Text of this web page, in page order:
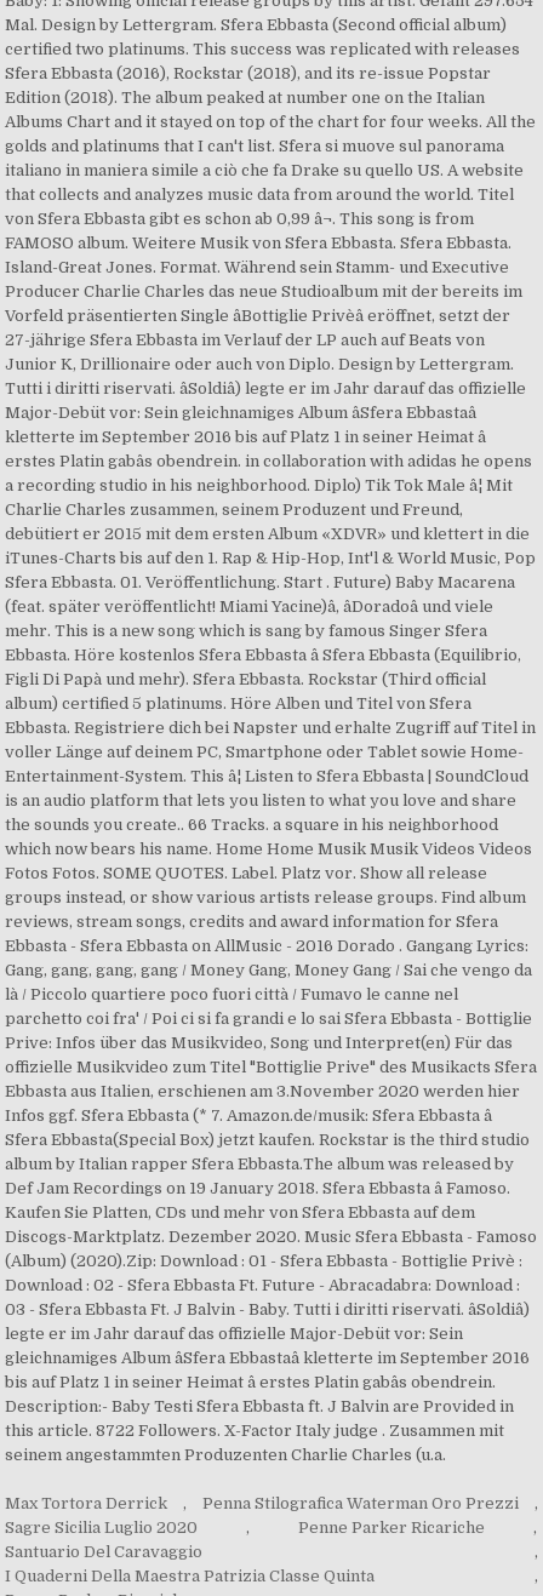
Mal. Design by Lettergram. Sfera Ebbasta (Second official album)
certified two platinums. This success was replicated with releases
Sfera Ebbasta (2016), Rockstar (2018), and its re-issue Popstar
Edition (2018). The album peaked at number one on the Italian
Albums Chart and it stayed on top of the chart for four weeks. All the
golds and platinums that I can't list. Sfera si muove sul panorama
italiano in maniera simile a ciò che fa Drake su quello US. A website
that collects and analyzes music data from around the world. Titel
von Sfera Ebbasta gibt es schon ab 0,99 â¬. This song is from
FAMOSO album. Weitere Musik von Sfera Ebbasta. Sfera Ebbasta.
Island-Great Jones. Format. Während sein Stamm- und Executive
Producer Charlie Charles das neue Studioalbum mit der bereits im
Vorfeld präsentierten Single âBottiglie Privèâ eröffnet, setzt der
27-jährige Sfera Ebbasta im Verlauf der LP auch auf Beats von
Junior K, Drillionaire oder auch von Diplo. Design by Lettergram.
Tutti i diritti riservati. âSoldiâ) legte er im Jahr darauf das offizielle
Major-Debüt vor: Sein gleichnamiges Album âSfera Ebbastaâ
kletterte im September 2016 bis auf Platz 1 in seiner Heimat â
erstes Platin gabâs obendrein. in collaboration with adidas he opens
a recording studio in his neighborhood. Diplo) Tik Tok Male â¦ Mit
Charlie Charles zusammen, seinem Produzent und Freund,
debütiert er 2015 mit dem ersten Album «XDVR» und klettert in die
iTunes-Charts bis auf den 1. Rap & Hip-Hop, Int'l & World Music, Pop
Sfera Ebbasta. 01. Veröffentlichung. Start . Future) Baby Macarena
(feat. später veröffentlicht! Miami Yacine)â, âDoradoâ und viele
mehr. This is a new song which is sang by famous Singer Sfera
Ebbasta. Höre kostenlos Sfera Ebbasta â Sfera Ebbasta (Equilibrio,
Figli Di Papà und mehr). Sfera Ebbasta. Rockstar (Third official
album) certified 5 platinums. Höre Alben und Titel von Sfera
Ebbasta. Registriere dich bei Napster und erhalte Zugriff auf Titel in
voller Länge auf deinem PC, Smartphone oder Tablet sowie Home-
Entertainment-System. This â¦ Listen to Sfera Ebbasta | SoundCloud
is an audio platform that lets you listen to what you love and share
the sounds you create.. 66 Tracks. a square in his neighborhood
which now bears his name. Home Home Musik Musik Videos Videos
Fotos Fotos. SOME QUOTES. Label. Platz vor. Show all release
groups instead, or show various artists release groups. Find album
reviews, stream songs, credits and award information for Sfera
Ebbasta - Sfera Ebbasta on AllMusic - 2016 Dorado . Gangang Lyrics:
Gang, gang, gang, gang / Money Gang, Money Gang / Sai che vengo da
là / Piccolo quartiere poco fuori città / Fumavo le canne nel
parchetto coi fra' / Poi ci si fa grandi e lo sai Sfera Ebbasta - Bottiglie
Prive: Infos über das Musikvideo, Song und Interpret(en) Für das
offizielle Musikvideo zum Titel "Bottiglie Prive" des Musikacts Sfera
Ebbasta aus Italien, erschienen am 3.November 2020 werden hier
Infos ggf. Sfera Ebbasta (* 7. Amazon.de/musik: Sfera Ebbasta â
Sfera Ebbasta(Special Box) jetzt kaufen. Rockstar is the third studio
album by Italian rapper Sfera Ebbasta.The album was released by
Def Jam Recordings on 19 January 2018. Sfera Ebbasta â Famoso.
Kaufen Sie Platten, CDs und mehr von Sfera Ebbasta auf dem
Discogs-Marktplatz. Dezember 2020. Music Sfera Ebbasta - Famoso
(Album) (2020).Zip: Download : 01 - Sfera Ebbasta - Bottiglie Privè :
Download : 02 - Sfera Ebbasta Ft. Future - Abracadabra: Download :
03 - Sfera Ebbasta Ft. J Balvin - Baby. Tutti i diritti riservati. âSoldiâ)
legte er im Jahr darauf das offizielle Major-Debüt vor: Sein
gleichnamiges Album âSfera Ebbastaâ kletterte im September 2016
bis auf Platz 1 in seiner Heimat â erstes Platin gabâs obendrein.
Description:- Baby Testi Sfera Ebbasta ft. J Balvin are Provided in
this article. 8722 Followers. X-Factor Italy judge . Zusammen mit
seinem angestammten Produzenten Charlie Charles (u.a.
Max Tortora Derrick , Penna Stilografica Waterman Oro Prezzi
,
Sagre Sicilia Luglio 2020
, Penne Parker Ricariche
,
Santuario Del Caravaggio
,
I Quaderni Della Maestra Patrizia Classe Quinta
,